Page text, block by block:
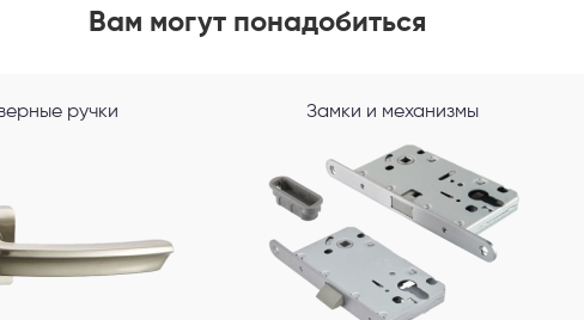
Вам могут понадобиться
ручки Замки и механизмы
Политикой конфиденциальностии даю согласие на обработку персональных
данных.